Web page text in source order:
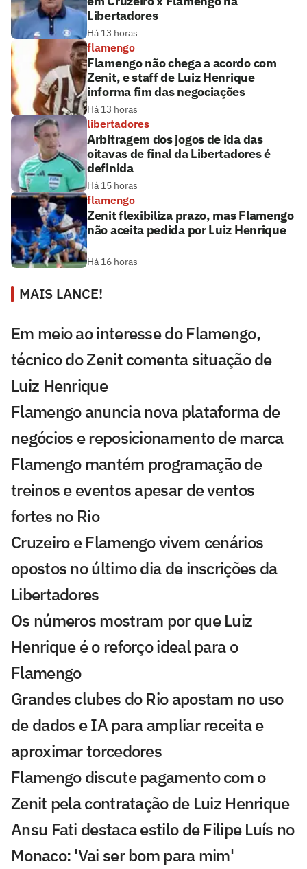
Libertadores
Há 13 horas
flamengo
Flamengo não chega a acordo com
Zenit, e staff de Luiz Henrique
informa fim das negociações
Há 13 horas
libertadores
Arbitragem dos jogos de ida das
oitavas de final da Libertadores é
definida
Há 15 horas
flamengo
Zenit flexibiliza prazo, mas Flamengo
não aceita pedida por Luiz Henrique
Há 16 horas
MAIS LANCE!
Em meio ao interesse do Flamengo,
técnico do Zenit comenta situação de
Luiz Henrique
Flamengo anuncia nova plataforma de
negócios e reposicionamento de marca
Flamengo mantém programação de
treinos e eventos apesar de ventos
fortes no Rio
Cruzeiro e Flamengo vivem cenários
opostos no último dia de inscrições da
Libertadores
Os números mostram por que Luiz
Henrique é o reforço ideal para o
Flamengo
Grandes clubes do Rio apostam no uso
de dados e IA para ampliar receita e
aproximar torcedores
Flamengo discute pagamento com o
Zenit pela contratação de Luiz Henrique
Ansu Fati destaca estilo de Filipe Luís no
Monaco: 'Vai ser bom para mim'